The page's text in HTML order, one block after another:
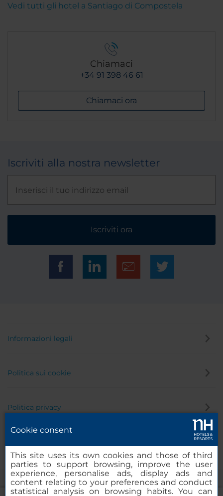
Vedi tutti gli hotel a Santiago di Compostela
Chiamaci
+34 91 398 46 61
Chiamaci ora
Iscriviti alla nostra newsletter
Iscriviti ora
Informazioni legali
Politica sui cookie
Politica privacy
Cookie consent
This site uses its own cookies and those of third
parties to support browsing, improve the user
experience, personalise ads, display ads and
content relating to your preferences and conduct
statistical analysis on browsing habits. You can